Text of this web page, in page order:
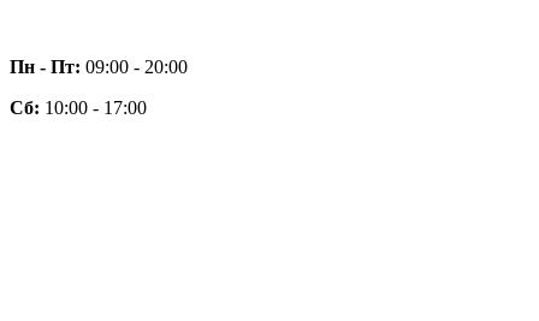
Пн - Пт: 09:00 - 20:00
Сб: 10:00 - 17:00